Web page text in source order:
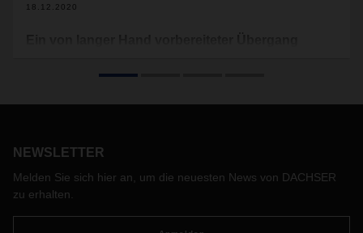
18.12.2020
NEWSLETTER
Melden Sie sich hier an, um die neuesten News von DACHSER
zu erhalten.